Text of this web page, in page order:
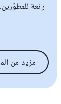
رائعة للمطوّرين.
مزيد من